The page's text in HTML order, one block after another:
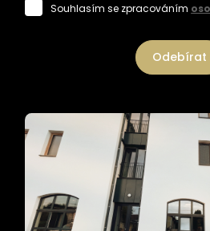
Souhlasím se zpracováním
Odebírat